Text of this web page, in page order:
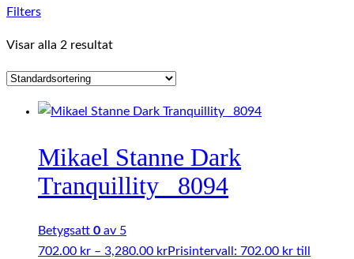
Filters
Visar alla 2 resultat
Mikael Stanne Dark
Tranquillity _8094
Betygsatt 0 av 5
702.00 kr – 3,280.00 krPrisintervall: 702.00 kr till